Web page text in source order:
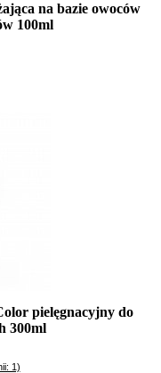
na bazie owoców
100ml
pielęgnacyjny do
300ml
1)